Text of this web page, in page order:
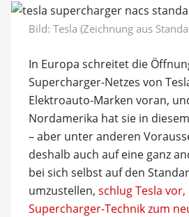
Bild: Tesla (Zeichnung aus
In Europa schreitet die
Supercharger-Netzes von
Elektroauto-Marken voran,
Nordamerika hat sie in
– aber unter anderen
deshalb auch auf eine ganz
bei sich selbst auf den
umzustellen, schlug Tesla
Supercharger-Technik zum